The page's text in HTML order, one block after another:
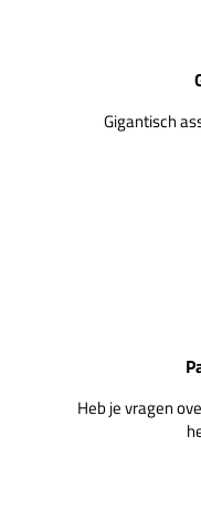
Gigantisch
Heb je vragen